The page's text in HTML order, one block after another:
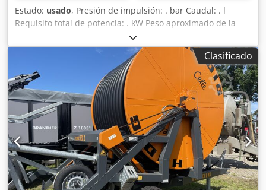
Estado: usado, Presión de impulsión: . bar Caudal: . l
Requisito total de potencia: . kW Peso aproximado de la
máquina: . t Espacio requerido aprox.: . m Unidad de
bombeo/bomba de engranajes Los datos técnicos son
especificaciones proporcionadas por el fabricante o el
operador y, por lo tanto, no son vinculantes para nosotros.
Nos reservamos el derecho de venta previa; se aplican
exclusivamente nuestras condiciones comerciales y de
venta. Sobre nosotros Más de 400 propias máquinas en
stock Más de 15.000 m² de superficie de almacenamiento,
capacidad de grúa de 70 t Más de 10.000 artículos de
accesorios para su taller Crjdpfx Aijyqtlgeqsf ¿Quiere
vender máquinas, líneas de producción o su empresa?
Póngase en contacto con nosotros. Puede encontrar más
ofertas en nuestro sitio web. Las visitas son posibles previa
Clasificado